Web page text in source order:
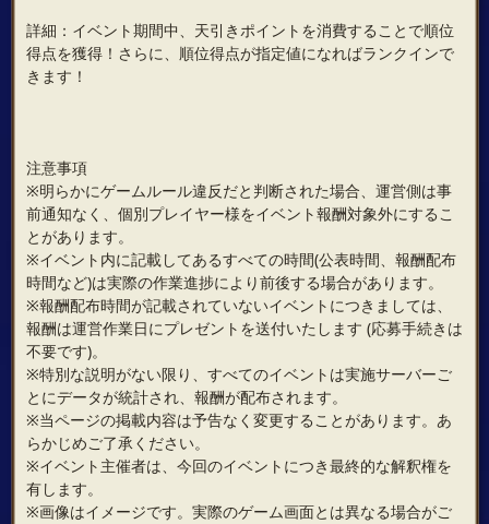
詳細：イベント期間中、天引きポイントを消費することで順位
得点を獲得！さらに、順位得点が指定値になればランクインで
きます！
注意事項
※明らかにゲームルール違反だと判断された場合、運営側は事
前通知なく、個別プレイヤー様をイベント報酬対象外にするこ
とがあります。
※イベント内に記載してあるすべての時間(公表時間、報酬配布
時間など)は実際の作業進捗により前後する場合があります。
※報酬配布時間が記載されていないイベントにつきましては、
報酬は運営作業日にプレゼントを送付いたします (応募手続きは
不要です)。
※特別な説明がない限り、すべてのイベントは実施サーバーご
とにデータが統計され、報酬が配布されます。
※当ページの掲載内容は予告なく変更することがあります。あ
らかじめご了承ください。
※イベント主催者は、今回のイベントにつき最終的な解釈権を
有します。
※画像はイメージです。実際のゲーム画面とは異なる場合がご